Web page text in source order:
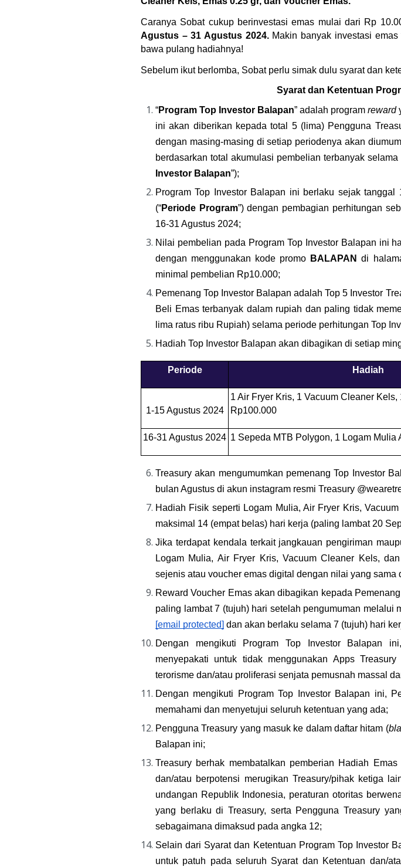
Caranya Sobat cukup berinvestasi emas mulai dari Rp
Agustus – 31 Agustus 2024. Makin banyak investasi emas
bawa pulang hadiahnya!
Sebelum ikut berlomba, Sobat perlu simak dulu syarat dan
Syarat dan Ketentuan
“Program Top Investor Balapan” adalah program reward
ini akan diberikan kepada total 5 (lima) Pengguna
dengan masing-masing di setiap periodenya akan
berdasarkan total akumulasi pembelian terbanyak
Investor Balapan”);
Program Top Investor Balapan ini berlaku sejak
(“Periode Program”) dengan pembagian perhitungan
16-31 Agustus 2024;
Nilai pembelian pada Program Top Investor Balapan ini
dengan menggunakan kode promo BALAPAN di
minimal pembelian Rp10.000;
Pemenang Top Investor Balapan adalah Top 5 Investor
Beli Emas terbanyak dalam rupiah dan paling tidak
lima ratus ribu Rupiah) selama periode perhitungan Top
Hadiah Top Investor Balapan akan dibagikan di setiap
Periode Hadiah
1-15 Agustus 2024
1 Air Fryer Kris, 1 Vacuum Cleaner Kels,
Rp100.000
16-31 Agustus 2024 1 Sepeda MTB Polygon, 1 Logam Mulia
Treasury akan mengumumkan pemenang Top Investor
bulan Agustus di akun instagram resmi Treasury
Hadiah Fisik seperti Logam Mulia, Air Fryer Kris,
maksimal 14 (empat belas) hari kerja (paling lambat 20
Jika terdapat kendala terkait jangkauan pengiriman
Logam Mulia, Air Fryer Kris, Vacuum Cleaner Kels,
sejenis atau voucher emas digital dengan nilai yang
Reward Voucher Emas akan dibagikan kepada
[email protected] dan akan berlaku selama 7 (tujuh) hari
Dengan mengikuti Program Top Investor Balapan
menyepakati untuk tidak menggunakan Apps
terorisme dan/atau proliferasi senjata pemusnah massal
Dengan mengikuti Program Top Investor Balapan ini,
memahami dan menyetujui seluruh ketentuan yang ada;
Pengguna Treasury yang masuk ke dalam daftar hitam (
Balapan ini;
Treasury berhak membatalkan pemberian Hadiah
dan/atau berpotensi merugikan Treasury/pihak ketiga
undangan Republik Indonesia, peraturan otoritas
yang berlaku di Treasury, serta Pengguna Treasury
sebagaimana dimaksud pada angka 12;
Selain dari Syarat dan Ketentuan Program Top Investor
untuk patuh pada seluruh Syarat dan Ketentuan dan/